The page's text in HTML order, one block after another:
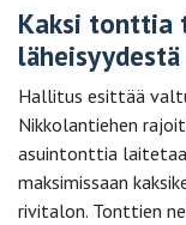
Kaksi tonttia
läheisyydestä
Hallitus esittää
Nikkolantiehen
asuintonttia
maksimissaan
rivitalon. Tonttien